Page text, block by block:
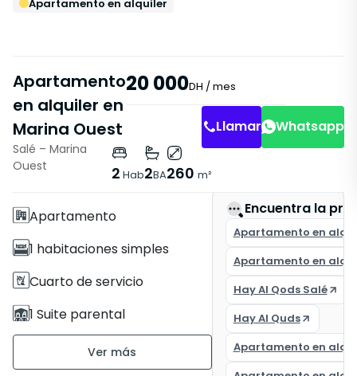
Apartamento en alquiler
Apartamento
en alquiler en
Marina Ouest
20 000DH / mes
Salé – Marina
Ouest
2 Hab2BA260 m²
Llamar Whatsapp
Características
Con Ascensor
Apartamento
1 habitaciones simples
Cuarto de servicio
1 Suite parental
Encuentra la
Apartamento en
Apartamento en
Hay Al Qods Salé
Hay Al Quds
Apartamento en